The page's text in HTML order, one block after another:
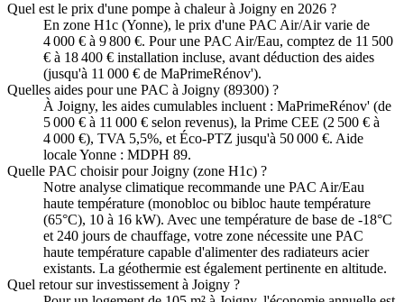
Quel est le prix d'une pompe à chaleur à Joigny en 2026 ?
En zone H1c (Yonne), le prix d'une PAC Air/Air varie de
4 000 € à 9 800 €. Pour une PAC Air/Eau, comptez de 11 500
€ à 18 400 € installation incluse, avant déduction des aides
(jusqu'à 11 000 € de MaPrimeRénov').
Quelles aides pour une PAC à Joigny (89300) ?
À Joigny, les aides cumulables incluent : MaPrimeRénov' (de
5 000 € à 11 000 € selon revenus), la Prime CEE (2 500 € à
4 000 €), TVA 5,5%, et Éco-PTZ jusqu'à 50 000 €. Aide
locale Yonne : MDPH 89.
Quelle PAC choisir pour Joigny (zone H1c) ?
Notre analyse climatique recommande une PAC Air/Eau
haute température (monobloc ou bibloc haute température
(65°C), 10 à 16 kW). Avec une température de base de -18°C
et 240 jours de chauffage, votre zone nécessite une PAC
haute température capable d'alimenter des radiateurs acier
existants. La géothermie est également pertinente en altitude.
Quel retour sur investissement à Joigny ?